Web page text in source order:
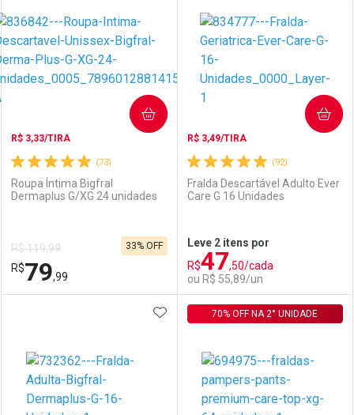
Laboratório
Comprar sem Desconto
Por R$ 102,89/cada
Por Menos
Comprar sem Desconto
Por R$ 102,89/cada
Laboratório
Comprar sem Desconto
Por R$ 79,11/cada
Por Menos
Comprar sem Desconto
Por R$ 79,11/cada
(73)
R$ 3,33/TIRA
Roupa Íntima Bigfral
Dermaplus G/XG 24 unidades
R$ 119,99
R$79,99
33% OFF
COMPRAR
FECHAR
Laboratório
FECHAR
Por Menos
(92)
R$ 3,49/TIRA
Fralda Descartável Adulto Ever
Care G 16 Unidades
Leve 2 itens por
R$47,50/cada
ou R$ 55,89/un
COMPRAR
Laboratório
Por Menos
ADICIONAR AOS FAVORITOS
70% OFF NA 2° UNIDADE